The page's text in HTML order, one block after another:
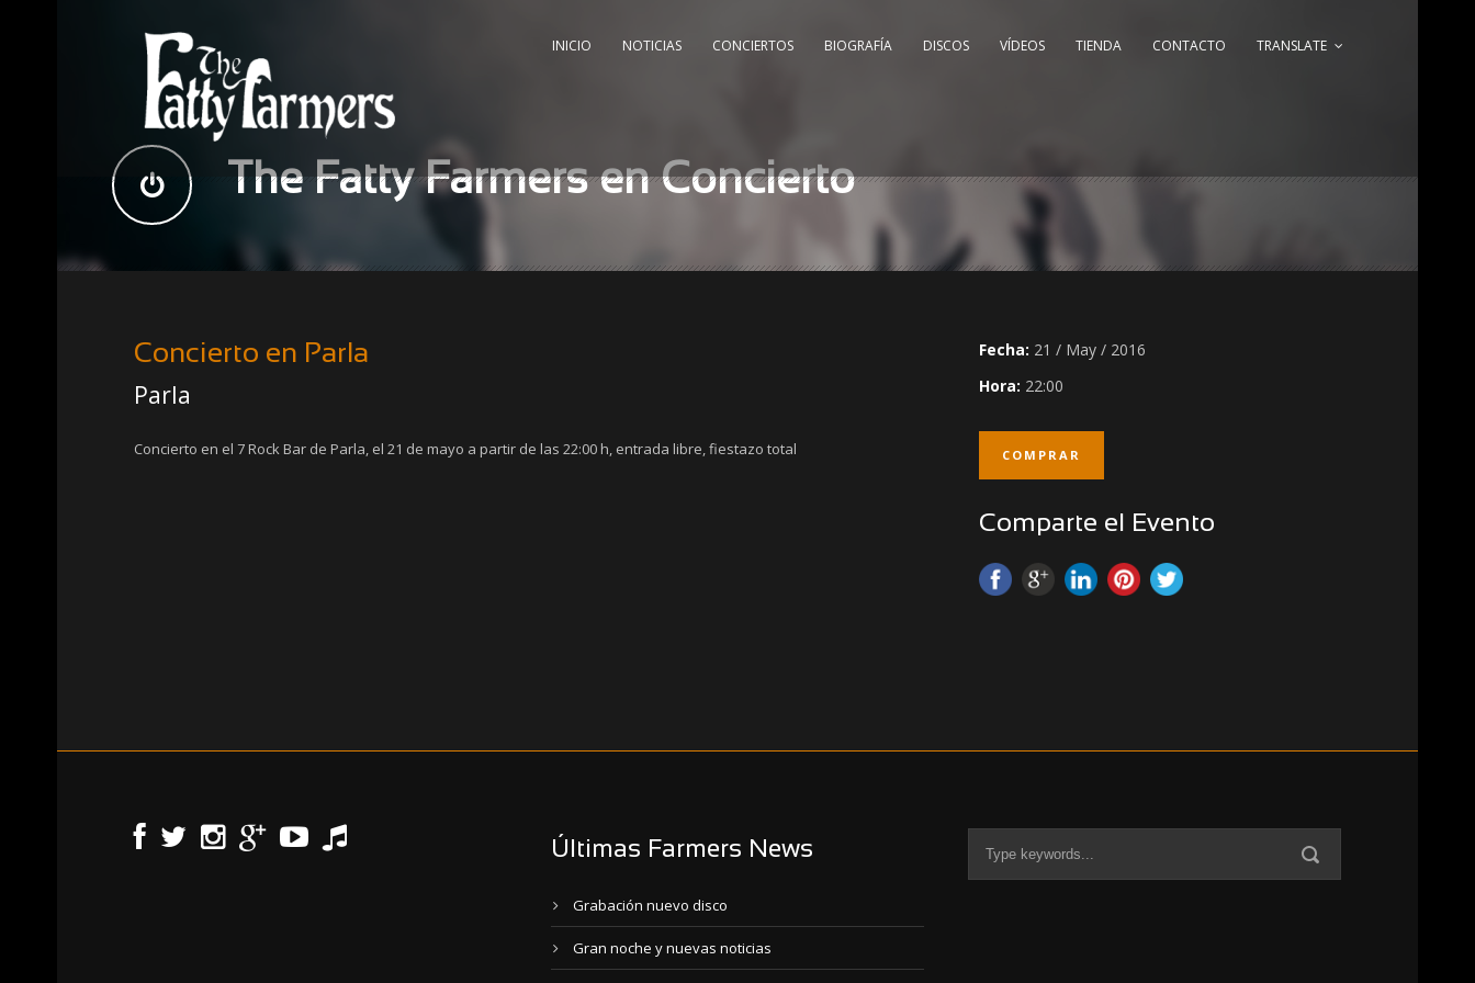
INICIO NOTICIAS CONCIERTOS BIOGRAFÍA DISCOS VÍDEOS TIENDA CONTACTO TRANSLATE
The Fatty Farmers en Concierto
Fecha: 21 / May / 2016
Hora: 22:00
COMPRAR
Comparte el Evento
Concierto en Parla
Parla
Concierto en el 7 Rock Bar de Parla, el 21 de mayo a partir de las 22:00 h, entrada libre, fiestazo total
Últimas Farmers News
Grabación nuevo disco
Gran noche y nuevas noticias